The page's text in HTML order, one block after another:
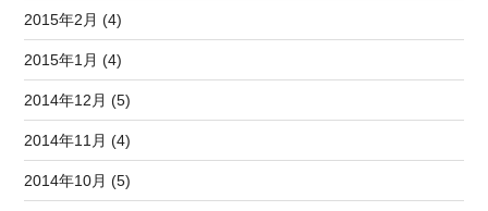
2015年2月 (4)
2015年1月 (4)
2014年12月 (5)
2014年11月 (4)
2014年10月 (5)